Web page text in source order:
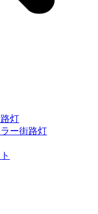
灯
ー街路灯